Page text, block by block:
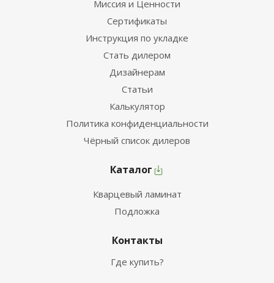
Миссия и Ценности
Сертификаты
Инструкция по укладке
Стать дилером
Дизайнерам
Статьи
Калькулятор
Политика конфиденциальности
Чёрный список дилеров
Каталог
Кварцевый ламинат
Подложка
Контакты
Где купить?